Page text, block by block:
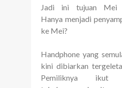
Jadi ini tujuan Mei
Hanya menjadi
ke Mei?
Handphone yang
kini dibiarkan
Pemiliknya ikut